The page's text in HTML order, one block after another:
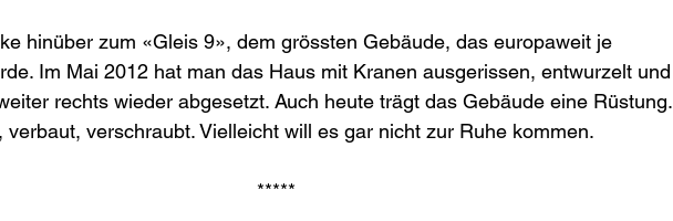
hinüber zum «Gleis 9», dem grössten Gebäude, das europaweit je
Im Mai 2012 hat man das Haus mit Kranen ausgerissen, entwurzelt und
rechts wieder abgesetzt. Auch heute trägt das Gebäude eine Rüstung.
verbaut, verschraubt. Vielleicht will es gar nicht zur Ruhe kommen.
*****